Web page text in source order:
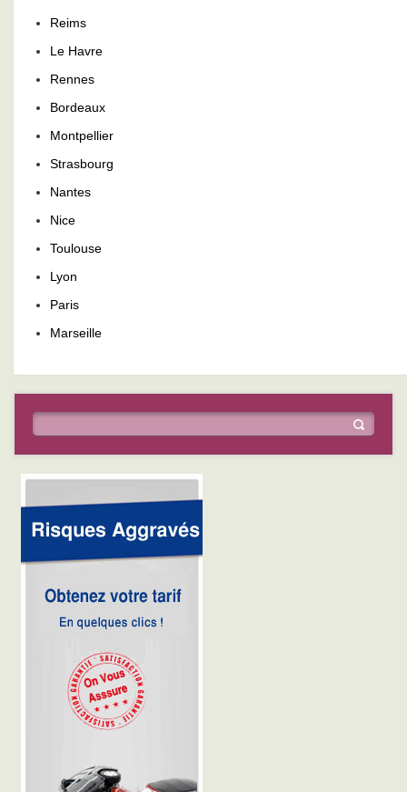
Reims
Le Havre
Rennes
Bordeaux
Montpellier
Strasbourg
Nantes
Nice
Toulouse
Lyon
Paris
Marseille